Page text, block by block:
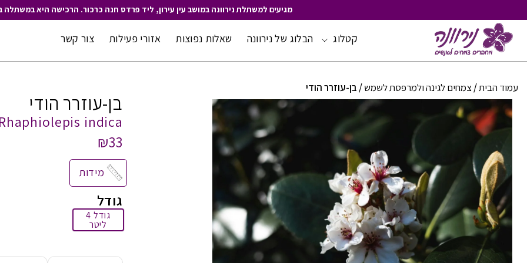
Content
מגיעים למשתלת נירוונה במושב עין עירון, ליד פרדס חנה כרכור. הרכישה היא במשתלה
קטלוג הבלוג של נירוונה שאלות נפוצות אזורי פעילות צור קשר
עמוד הבית/ צמחים לגינה ולמרפסת לשמש/ בן-עוזרר הודי
בן-עוזרר הודי
Rhaphiolepis indica
₪33
גודל
גודל 4
ליטר
מידות